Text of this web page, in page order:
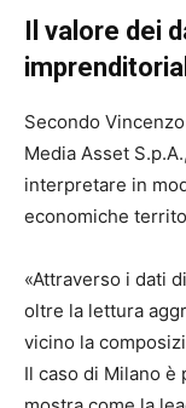
Il valore dei
Secondo
Media Asset
interpretare in
economiche
«Attraverso i dati
oltre la lettura
vicino la
Il caso di Milano